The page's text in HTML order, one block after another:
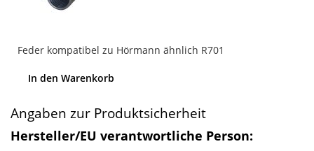
Feder kompatibel zu Hörmann ähnlich R701
In den Warenkorb
Angaben zur Produktsicherheit
Hersteller/EU verantwortliche Person: